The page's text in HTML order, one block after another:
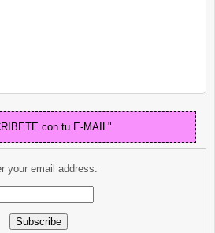
con tu E-MAIL"
your email address: